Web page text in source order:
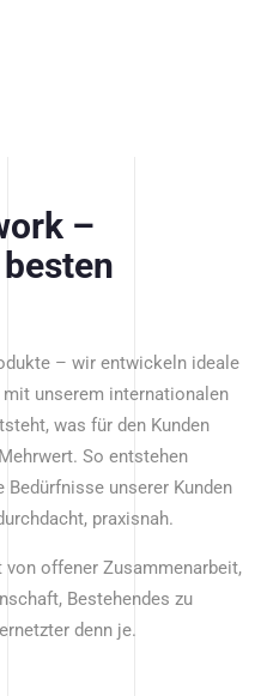
–
– wir entwickeln ideale
unserem internationalen
was für den Kunden
So entstehen
unserer Kunden
praxisnah.
von offener Zusammenarbeit,
Bestehendes zu
denn je.